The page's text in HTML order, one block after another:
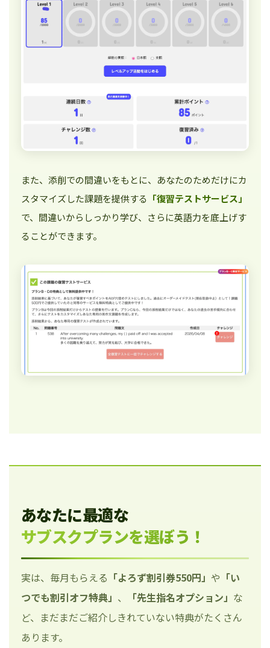
また、添削での間違いをもとに、あなたのためだけにカ
スタマイズした課題を提供する 「復習テストサービス」
で、間違いからしっかり学び、さらに英語力を底上げす
ることができます。
あなたに最適な
サブスクプランを選ぼう！
実は、毎月もらえる 「よろず割引券550円」 や 「い
つでも割引オフ特典」 、 「先生指名オプション」 な
ど、まだまだご紹介しきれていない特典がたくさん
あります。